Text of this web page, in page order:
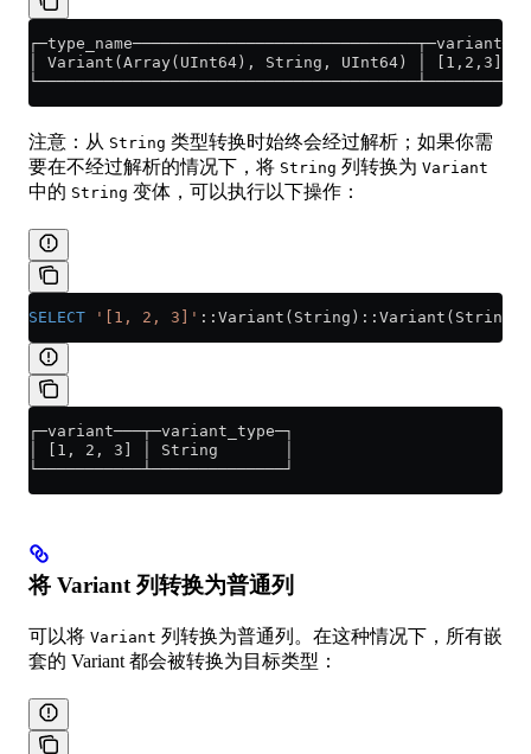
│ Variant(Array(UInt64), String, UInt64) │ [1,2,3] │
注意：从 String 类型转换时始终会经过解析；如果你需
要在不经过解析的情况下，将 String 列转换为 Variant
中的 String 变体，可以执行以下操作：
SELECT '[1, 2, 3]' ::Variant(String)::Variant(String,
┌─variant───┬─variant_type─┐
│ [1, 2, 3] │ String       │
└───────────┴──────────────┘
将 Variant 列转换为普通列
可以将 Variant 列转换为普通列。在这种情况下，所有嵌
套的 Variant 都会被转换为目标类型：